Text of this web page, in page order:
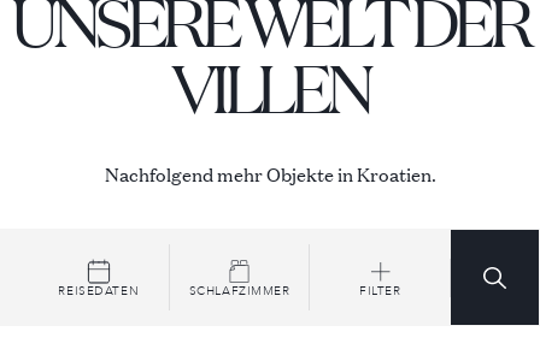
UNSERE WELT DER
VILLEN
Nachfolgend mehr Objekte in Kroatien.
REISEDATEN SCHLAFZIMMER FILTER